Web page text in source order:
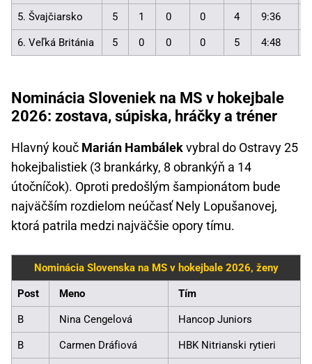
5. Švajčiarsko 5 1 0 0 4 9:36
6. Veľká Británia 5 0 0 0 5 4:48
Nominácia Sloveniek na MS v hokejbale
2026: zostava, súpiska, hráčky a tréner
Hlavný kouč Marián Hambálekvybral do Ostravy 25
hokejbalistiek (3 brankárky, 8 obrankýň a 14
útočníčok). Oproti predošlým šampionátom bude
najväčším rozdielom neúčasť Nely Lopušanovej,
ktorá patrila medzi najväčšie opory tímu.
Nominácia Slovenska na MS v hokejbale 2026, ženy
Post Meno Tím
B Nina Cengelová Hancop Juniors
B Carmen Dráfiová HBK Nitrianski rytieri